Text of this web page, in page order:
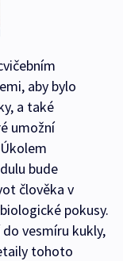
aby bylo
a také
umožní
bude
člověka v
pokusy.
vesmíru kukly,
tohoto